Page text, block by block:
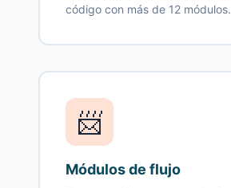
código con más de 12 módulos.
📨
Módulos de flujo